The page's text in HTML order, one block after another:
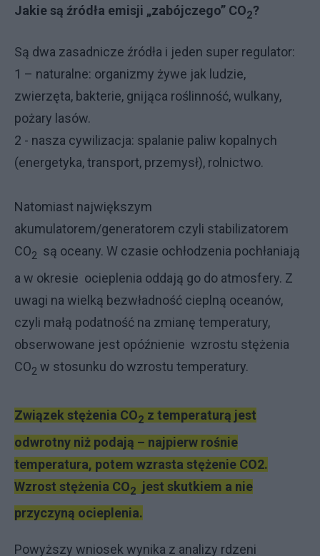
Jakie są źródła emisji „zabójczego” CO2?
Są dwa zasadnicze źródła i jeden super regulator:
1 – naturalne: organizmy żywe jak ludzie,
zwierzęta, bakterie, gnijąca roślinność, wulkany,
pożary lasów.
2 - nasza cywilizacja: spalanie paliw kopalnych
(energetyka, transport, przemysł), rolnictwo.
Natomiast największym
akumulatorem/generatorem czyli stabilizatorem
CO2 są oceany. W czasie ochłodzenia pochłaniają
a w okresie ocieplenia oddają go do atmosfery. Z
uwagi na wielką bezwładność cieplną oceanów,
czyli małą podatność na zmianę temperatury,
obserwowane jest opóźnienie wzrostu stężenia
CO2 w stosunku do wzrostu temperatury.
Związek stężenia CO2 z temperaturą jest
odwrotny niż podają – najpierw rośnie
temperatura, potem wzrasta stężenie CO2.
Wzrost stężenia CO2 jest skutkiem a nie
przyczyną ocieplenia.
Powyższy wniosek wynika z analizy rdzeni